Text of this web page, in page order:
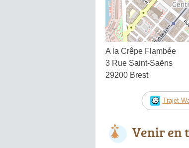
A la Crêpe Flambée
3 Rue Saint-Saëns
29200 Brest
Trajet
Venir en